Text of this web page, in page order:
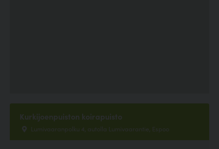
Kurkijoenpuiston koirapuisto
Lumivaaranpolku 4, autolla Lumivaarantie, Espoo